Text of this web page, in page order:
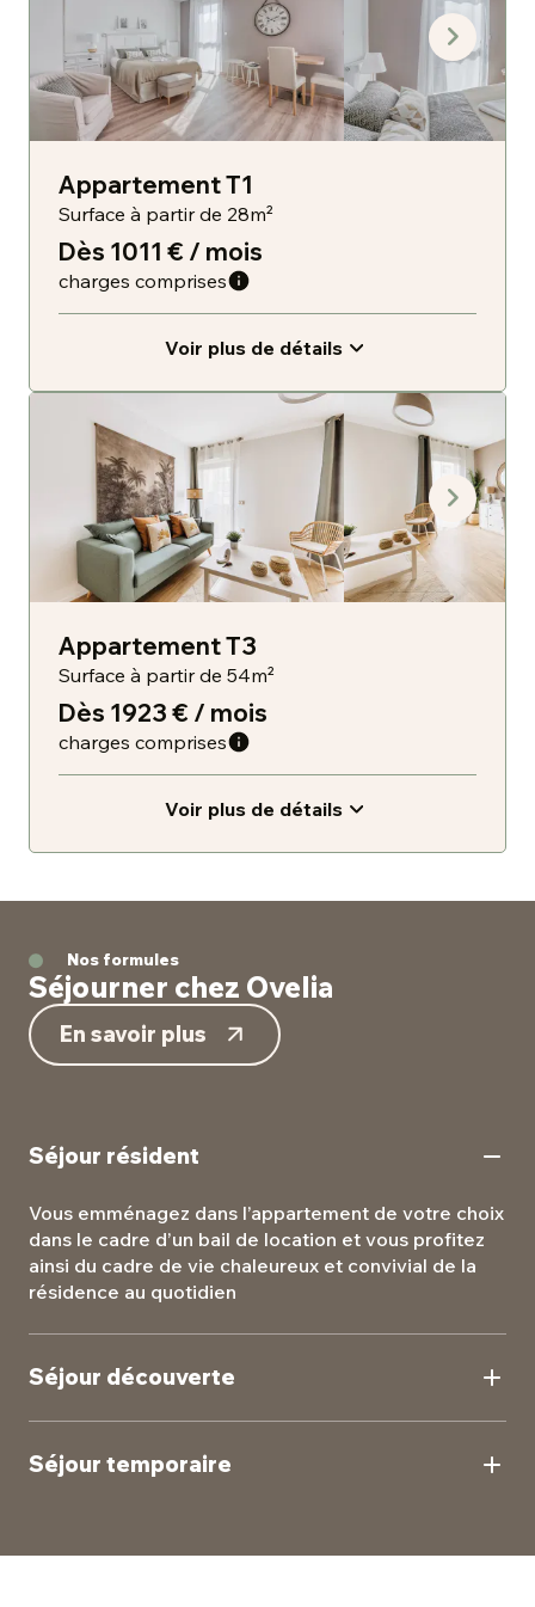
Appartement T1
Surface à partir de 28m²
Dès 1011 € / mois
charges comprises
Voir plus de détails
Appartement T3
Surface à partir de 54m²
Dès 1923 € / mois
charges comprises
Voir plus de détails
Nos formules
Séjourner chez Ovelia
En savoir plus
Séjour résident
Vous emménagez dans l’appartement de votre choix
dans le cadre d’un bail de location et vous profitez
ainsi du cadre de vie chaleureux et convivial de la
résidence au quotidien
Séjour découverte
séjour de courte durée pour vous faire votre propre
Séjour temporaire